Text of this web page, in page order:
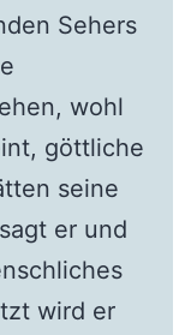
Sehers
wohl
göttliche
seine
er und
wird er